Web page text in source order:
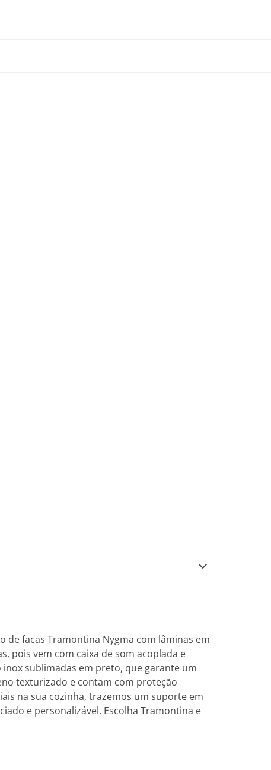
de facas Tramontina Nygma com lâminas em
pois vem com caixa de som acoplada e
sublimadas em preto, que garante um
texturizado e contam com proteção
na sua cozinha, trazemos um suporte em
e personalizável. Escolha Tramontina e